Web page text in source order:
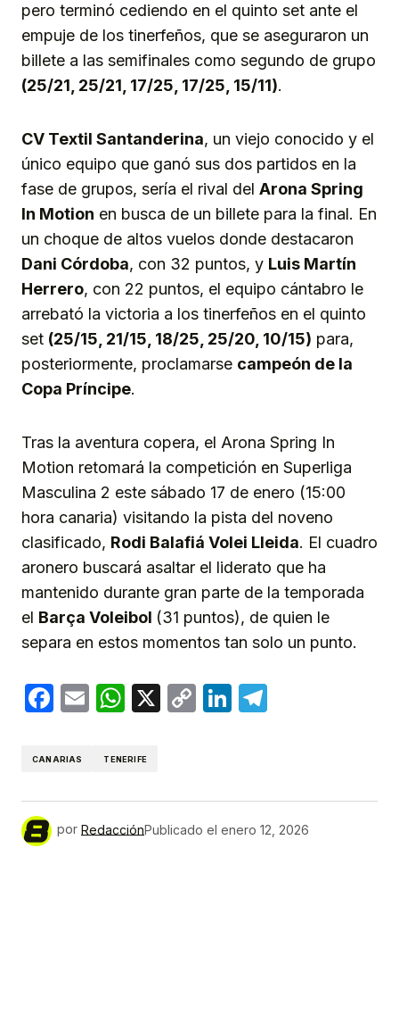
pero terminó cediendo en el quinto set ante el
empuje de los tinerfeños, que se aseguraron un
billete a las semifinales como segundo de grupo
(25/21, 25/21, 17/25, 17/25, 15/11).
CV Textil Santanderina, un viejo conocido y el
único equipo que ganó sus dos partidos en la
fase de grupos, sería el rival del Arona Spring
In Motion en busca de un billete para la final. En
un choque de altos vuelos donde destacaron
Dani Córdoba, con 32 puntos, y Luis Martín
Herrero, con 22 puntos, el equipo cántabro le
arrebató la victoria a los tinerfeños en el quinto
set (25/15, 21/15, 18/25, 25/20, 10/15) para,
posteriormente, proclamarse campeón de la
Copa Príncipe.
Tras la aventura copera, el Arona Spring In
Motion retomará la competición en Superliga
Masculina 2 este sábado 17 de enero (15:00
hora canaria) visitando la pista del noveno
clasificado, Rodi Balafiá Volei Lleida. El cuadro
aronero buscará asaltar el liderato que ha
mantenido durante gran parte de la temporada
el Barça Voleibol (31 puntos), de quien le
separa en estos momentos tan solo un punto.
Facebook
EmailWhatsApp
X
CopyLinkedIn
CANARIAS TENERIFE
por RedacciónPublicado el enero 12, 2026